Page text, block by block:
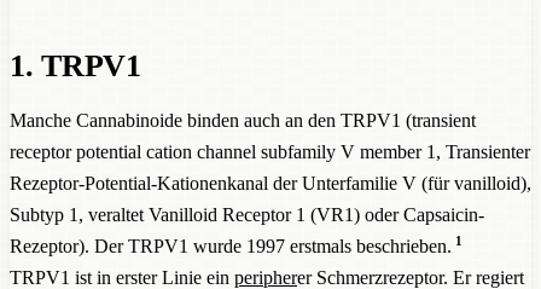
1. TRPV1
Manche Cannabinoide binden auch an den TRPV1 (transient
receptor potential cation channel subfamily V member 1, Transienter
Rezeptor-Potential-Kationenkanal der Unterfamilie V (für vanilloid),
Subtyp 1, veraltet Vanilloid Receptor 1 (VR1) oder Capsaicin-
Rezeptor). Der TRPV1 wurde 1997 erstmals beschrieben. 1
TRPV1 ist in erster Linie ein peripherer Schmerzrezeptor. Er regiert